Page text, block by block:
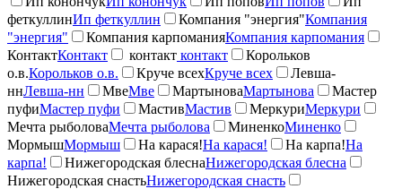
феткуллинИп феткуллин Компания "энергия"Компания
"энергия"
Компания карпоманияКомпания карпомания
КонтактКонтакт контакт контакт
Корольков
о.в.Корольков о.в. Круче всехКруче всех
Левша-
ннЛевша-нн МвеМве МартыноваМартынова
Мастер
пуфиМастер пуфи МастивМастив МеркуриМеркури
Мечта рыболоваМечта рыболова МиненкоМиненко
МормышМормыш На карася!На карася! На карпа!На
карпа!
Нижегородская блеснаНижегородская блесна
Нижегородская снастьНижегородская снасть